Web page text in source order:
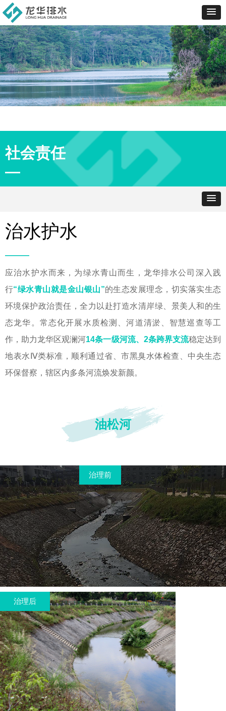
应治水护水而来，为绿水青山而生，龙华排水公司深入践
行“绿水青山就是金山银山”的生态发展理念，切实落实生态
环境保护政治责任，全力以赴打造水清岸绿、景美人和的生
态龙华。常态化开展水质检测、河道清淤、智慧巡查等工
作，助力龙华区观澜河14条一级河流、2条跨界支流稳定达到
地表水Ⅳ类标准，顺利通过省、市黑臭水体检查、中央生态
环保督察，辖区内多条河流焕发新颜。
治水护水
——
油松河
治理前
治理前
治理后
社会责任
—